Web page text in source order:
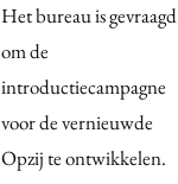
Het bureau is gevraagd
om de
introductiecampagne
voor de vernieuwde
Opzij te ontwikkelen.